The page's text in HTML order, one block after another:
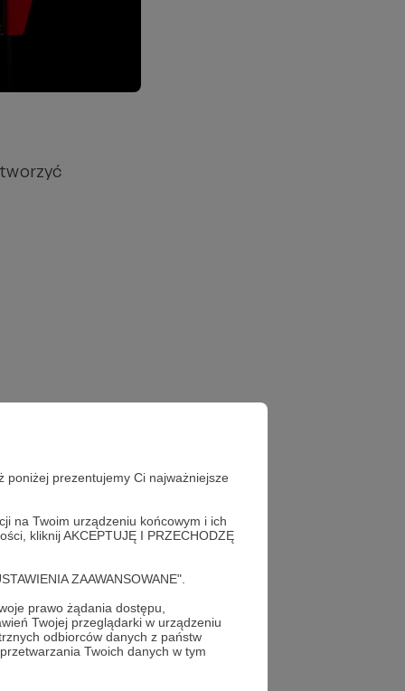
poniżej prezentujemy Ci najważniejsze
na Twoim urządzeniu końcowym i ich
kliknij AKCEPTUJĘ I PRZECHODZĘ
ZAAWANSOWANE".
prawo żądania dostępu,
Twojej przeglądarki w urządzeniu
odbiorców danych z państw
Twoich danych w tym
profil autora